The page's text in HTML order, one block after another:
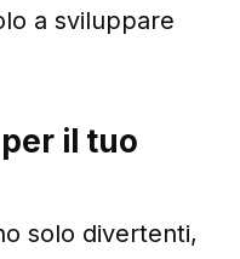
a sviluppare
il tuo
solo divertenti,